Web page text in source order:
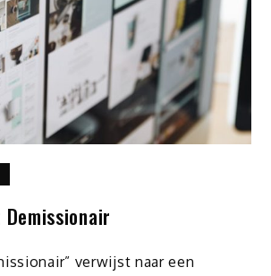
verwijst naar een